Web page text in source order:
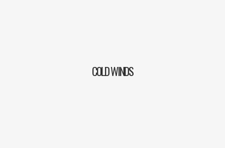
COLD WINDS